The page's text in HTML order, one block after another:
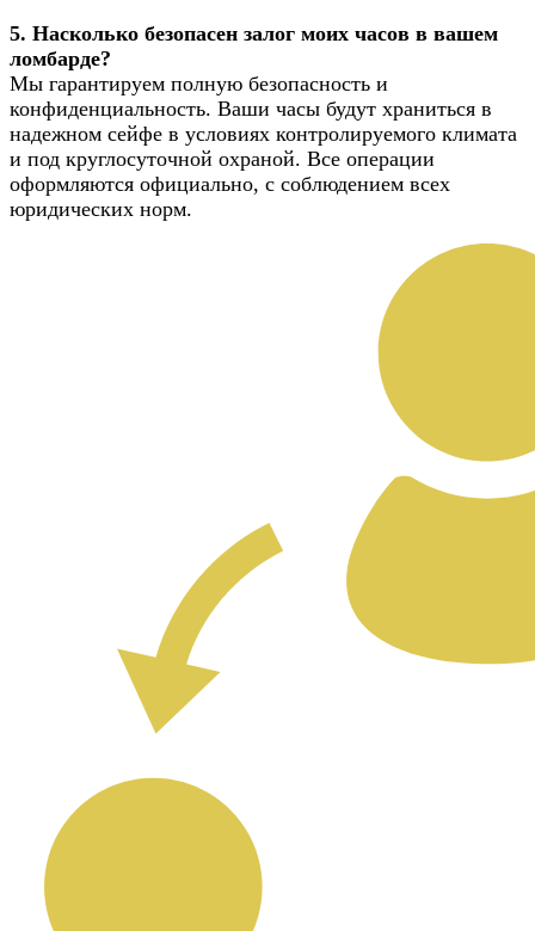
5. Насколько безопасен залог моих часов в вашем
ломбарде?
Мы гарантируем полную безопасность и
конфиденциальность. Ваши часы будут храниться в
надежном сейфе в условиях контролируемого климата
и под круглосуточной охраной. Все операции
оформляются официально, с соблюдением всех
юридических норм.